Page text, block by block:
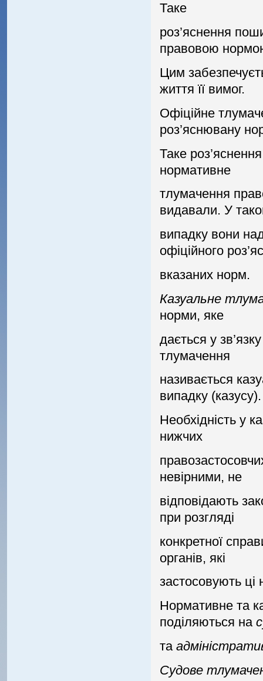
Таке
роз’яснення
правовою
Цим
життя її вимог.
Офiцiйне
роз’яснювану
Таке
нормативне
тлумачення
видавали. У
випадку вони
офiцiйного
вказаних норм.
Казуальне
норми, яке
дається у
тлумачення
називається
випадку (казусу).
Необхiднiсть у
нижчих
невiрними, не
вiдповiдають
при розглядi
конкретної
органiв, якi
застосовують цi
Нормативне та
подiляються на
та
Судове